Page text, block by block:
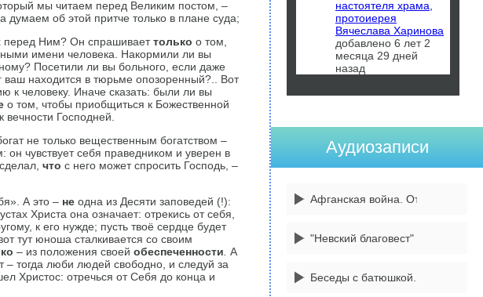
мы читаем перед Великим постом, –
об этой притче только в плане суда;
перед Ним? Он спрашиваеттолько о том,
имени человека. Накормили ли вы
Посетили ли вы больного, если даже
ваш находится в тюрьме опозоренный?.. Вот
человеку. Иначе сказать: были ли вы
о том, чтобы приобщиться к Божественной
Господней.
не только вещественным богатством –
чувствует себя праведником и уверен в
что с него может спросить Господь, –
А это – неодна из Десяти заповедей (!):
Христа она означает: отрекись от себя,
к его нужде; пусть твоё сердце будет
тут юноша сталкивается со своим
– из положения своей обеспеченности А
– тогда люби людей свободно, и следуй за
Христос: отречься от Себя до конца и
настоятеля храма,
протоиерея
Вячеслава Харинова
добавлено 6 лет 2
месяца 29 дней
назад
Аудиозаписи
Афганская война. От 14
"Невский благовест" 3
Беседы с батюшкой. 1 сентября